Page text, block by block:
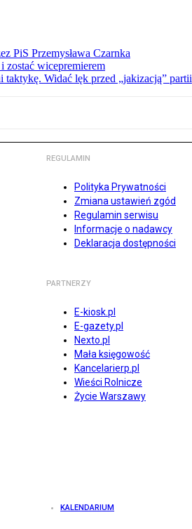
PiS Przemysława Czarnka
zostać wicepremierem
taktykę. Widać lęk przed „jakizacją” partii
REGULAMIN
Polityka Prywatności
Zmiana ustawień zgód
Regulamin serwisu
Informacje o nadawcy
Deklaracja dostępności
PARTNERZY
E-kiosk.pl
E-gazety.pl
Nexto.pl
Mała księgowość
Kancelarierp.pl
Wieści Rolnicze
Życie Warszawy
KALENDARIUM